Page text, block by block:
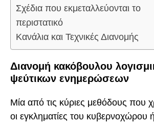
Σχέδια που εκμεταλλεύονται το
περιστατικό
Κανάλια και Τεχνικές Διανομής
Διανομή κακόβουλου
ψεύτικων ενημερώσεων
Μία από τις κύριες μεθόδους που
οι εγκληματίες του κυβερνοχώρου